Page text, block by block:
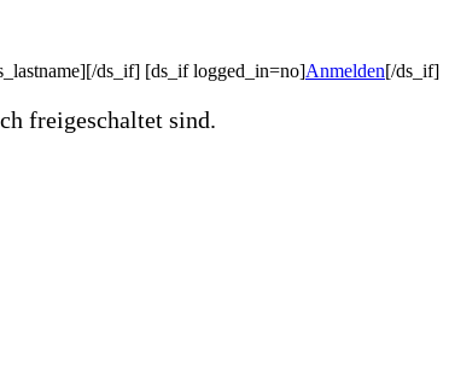
ds_if] [ds_if logged_in=no]Anmelden[/ds_if]
freigeschaltet sind.